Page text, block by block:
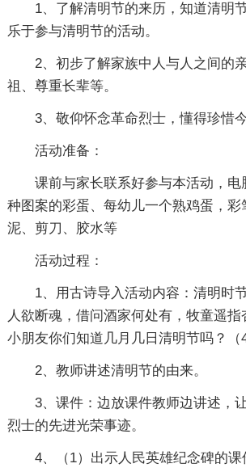
1、了解清明节的来历，知道清明
乐于参与清明节的活动。
2、初步了解家族中人与人之间的
祖、尊重长辈等。
3、敬仰怀念革命烈士，懂得珍惜
活动准备：
课前与家长联系好参与本活动，电
种图案的彩蛋、每幼儿一个熟鸡蛋，彩
泥、剪刀、胶水等
活动过程：
1、用古诗导入活动内容：清明时
人欲断魂，借问酒家何处有，牧童遥指
小朋友你们知道几月几日清明节吗？（
2、教师讲述清明节的由来。
3、课件：边放课件教师边讲述，
烈士的先进光荣事迹。
4、（1）出示人民英雄纪念碑的